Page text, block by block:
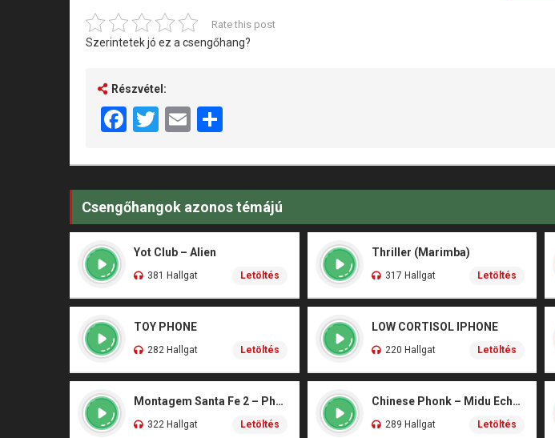
Rate this post
Szerintetek jó ez a csengőhang?
Részvétel:
Facebook
Twitter
Email
Csengőhangok azonos témájú
Yot Club – Alien
381 Hallgat Letöltés
Thriller (Marimba)
317 Hallgat Letöltés
TOY PHONE
282 Hallgat Letöltés
LOW CORTISOL IPHONE
220 Hallgat Letöltés
Montagem Santa Fe 2 – Phonk (iPhone)
322 Hallgat Letöltés
Chinese Phonk – Midu Echoing (Marimba)
289 Hallgat Letöltés